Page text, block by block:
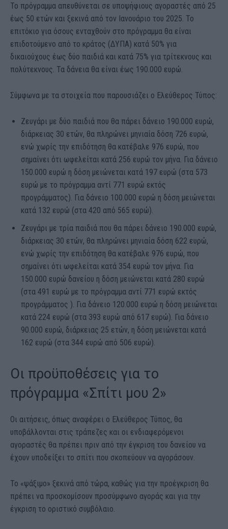
Το πρόγραμμα απευθύνεται σε υποψήφιους αγοραστές από 25
έως 50 ετών και ξεκινά από τον Ιανουάριο του 2025. Το
επιτόκιο για όσους ενταχθούν στο πρόγραμμα θα είναι
επιδοτούμενο από το κράτος (ΔΥΠΑ) κατά 50% για
δικαιούχους έως δύο παιδιά και κατά 75% για τρίτεκνους και
πολύτεκνους. Τα δάνεια θα είναι έως 190.000 ευρώ.
Σύμφωνα με τα στοιχεία που παρουσιάζει ο Ελεύθερος Τύπος:
Ζευγάρι με δύο παιδιά που θα πάρει δάνειο 190.000 ευρώ,
διάρκειας 30 ετών, θα πληρώνει μηνιαία δόση 726 ευρώ,
ενώ χωρίς την επιδότηση θα κατέβαλε 976 ευρώ, που
σημαίνει ότι ωφελείται κατά 256 ευρώ τον μήνα. Για δάνειο
150.000 ευρώ η δόση μειώνεται κατά 197 ευρώ (στα 573
ευρώ με το πρόγραμμα αντί 771 ευρώ εκτός
προγράμματος). Για δάνειο 100.000 ευρώ η δόση μειώνεται
κατά 132 ευρώ (στα 420 από 565 ευρώ).
Ζευγάρι με τρία παιδιά που θα πάρει δάνειο 190.000 ευρώ,
διάρκειας 30 ετών, θα πληρώνει μηνιαία δόση 622 ευρώ,
ενώ χωρίς την επιδότηση θα κατέβαλε 976 ευρώ, που
σημαίνει ότι ωφελείται κατά 354 ευρώ τον μήνα. Για
150.000 ευρώ δανείου η δόση μειώνεται κατά 280 ευρώ
(στα 491 ευρώ με το πρόγραμμα αντί 771 ευρώ εκτός
προγράμματος ). Για δάνειο 120.000 ευρώ η δόση μειώνεται
κατά 224 ευρώ (στα 393 ευρώ από 617 ευρώ). Για δάνειο
90.000 ευρώ, διάρκειας 25 ετών, η δόση μειώνεται κατά
162 ευρώ (στα 344 ευρώ από 506 ευρώ).
Οι προϋποθέσεις για το
πρόγραμμα «Σπίτι μου 2»
Οι αιτήσεις, όπως αναφέρει ο Ελεύθερος Τύπος, θα
υποβάλλονται στις τράπεζες και οι ενδιαφερόμενοι
αγοραστές θα πρέπει πριν από την έγκριση του δανείου να
έχουν υποδείξει το σπίτι που σκοπεύουν να αγοράσουν.
Το «ψάξιμο» ξεκινά από τώρα, καθώς για την προέγκριση θα
πρέπει να προσκομίσουν προσύμφωνο αγοράς και για την
έγκριση το οριστικό συμβόλαιο.